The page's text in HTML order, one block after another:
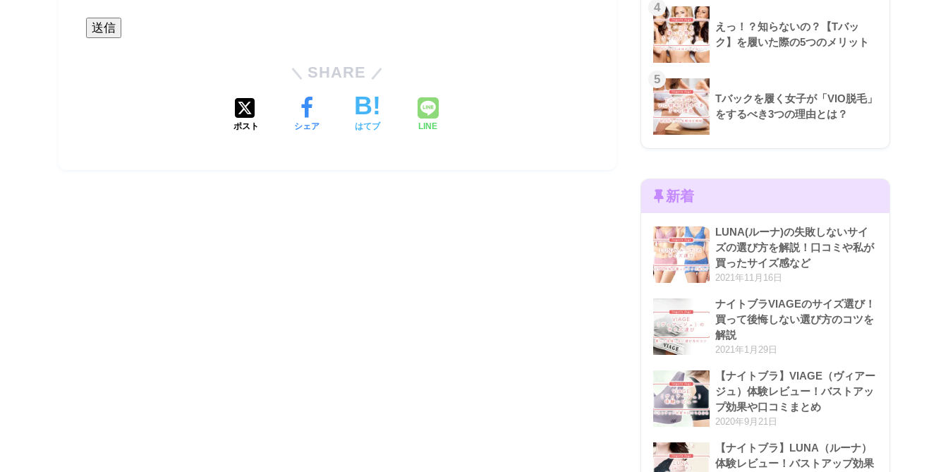
SHARE
ポスト シェア はてブ LINE
4
えっ！？知らないの？【Tバッ
ク】を履いた際の5つのメリット
5
Tバックを履く女子が「VIO脱毛」
をするべき3つの理由とは？
新着
LUNA(ルーナ)の失敗しないサイ
ズの選び方を解説！口コミや私が
買ったサイズ感など
2021年11月16日
ナイトブラVIAGEのサイズ選び！
買って後悔しない選び方のコツを
解説
2021年1月29日
【ナイトブラ】VIAGE（ヴィアー
ジュ）体験レビュー！バストアッ
プ効果や口コミまとめ
2020年9月21日
【ナイトブラ】LUNA（ルーナ）
体験レビュー！バストアップ効果